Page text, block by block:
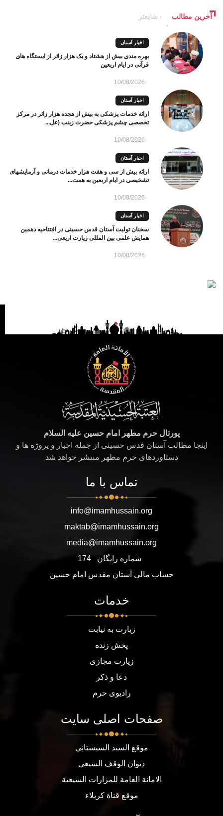
آخرین مطالب شایعتر
اخبار آستان
بهره مندی بیش از هشتاد و یک هزار زائر از ایستگاه های
قرآنی در ایام اربعین
10/08/2026
اخبار آستان
ارائه خدمات پزشکی به بیش از هجده هزار زائر در مرکز
تخصصی چشم پزشکی حضرت زینب (عل...
10/08/2026
اخبار آستان
ارائه بیش از سی و هفت هزار خدمات درمانی و آزمایشهای
تشخیصی در ایام اربعین به همت...
10/08/2026
اخبار آستان
سخنان تولیت آستان قدس حسینی در افتتاحیه دهمین
همایش علمی بین ‌المللی زیارت اربعی...
10/08/2026
پورتال حرم مطهر امام حسین علیه السلام
اینجا مطالب آستان قدس حسینی از جمله اخبار و پروژه ها و
دستاوردهای حرم مطهر منتشر خواهد شد
تماس با ما
info@imamhussain.org
maktab@imamhussain.org
media@imamhussain.org
شماره رایگان
174
حساب مالی آستان مقدس امام حسین
خدمات
زیارت به نیابت
پخش زنده
زیارت مجازی
دعا و ذکر
رادیوی حرم
صفحات اصلی سایت
موقع السيد السيستاني
ديوان الوقف الشيعي
الامانة العامة للمزارات الشيعية
موقع قناة كربلاء